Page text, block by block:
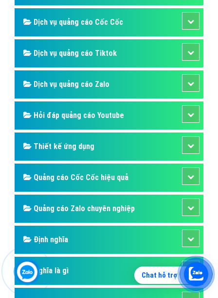
Dịch vụ quảng cáo Cốc Cốc
Dịch vụ quảng cáo Tiktok
Dịch vụ quảng cáo Zalo
Hỏi đáp quảng cáo Youtube
Thiết kế ứng dụng
Quảng cáo Cốc Cốc hiệu quả
Quảng cáo Zalo chuyên nghiệp
Định nghĩa
Nghĩa là gì Chat hỗ trợ